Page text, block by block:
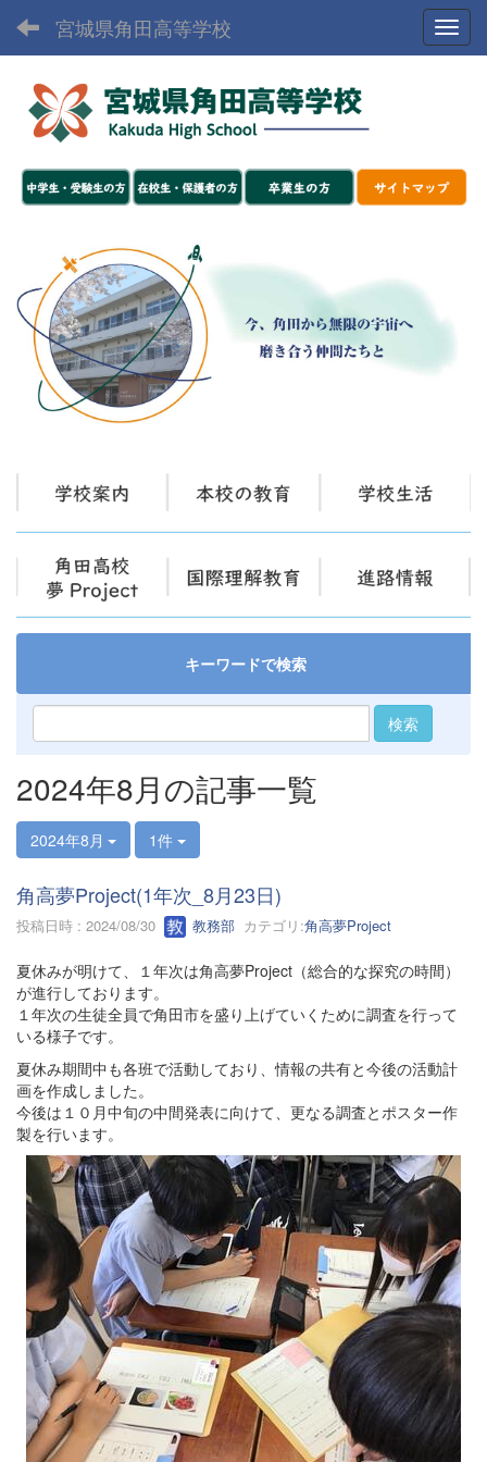
宮城県角田高等学校
キーワードで検索
検索
2024年8月の記事一覧
2024年8月 1件
角高夢Project(1年次_8月23日)
投稿日時 : 2024/08/30 教務部 カテゴリ:角高夢Project
夏休みが明けて、１年次は角高夢Project（総合的な探究の時間）
が進行しております。
１年次の生徒全員で角田市を盛り上げていくために調査を行って
いる様子です。
夏休み期間中も各班で活動しており、情報の共有と今後の活動計
画を作成しました。
今後は１０月中旬の中間発表に向けて、更なる調査とポスター作
製を行います。